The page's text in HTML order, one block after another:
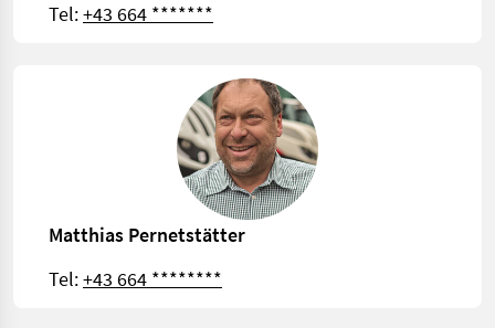
Tel:+43 664 *******
Matthias Pernetstätter
Tel:+43 664 ********